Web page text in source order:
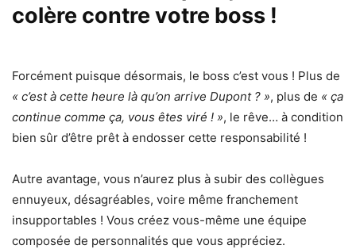
colère contre votre boss !
Forcément puisque désormais, le boss c’est vous ! Plus de
« c’est à cette heure là qu’on arrive Dupont ? », plus de « ça
continue comme ça, vous êtes viré ! », le rêve… à condition
bien sûr d’être prêt à endosser cette responsabilité !
Autre avantage, vous n’aurez plus à subir des collègues
ennuyeux, désagréables, voire même franchement
insupportables ! Vous créez vous-même une équipe
composée de personnalités que vous appréciez.